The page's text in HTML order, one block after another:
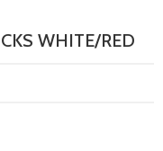
WHITE/RED